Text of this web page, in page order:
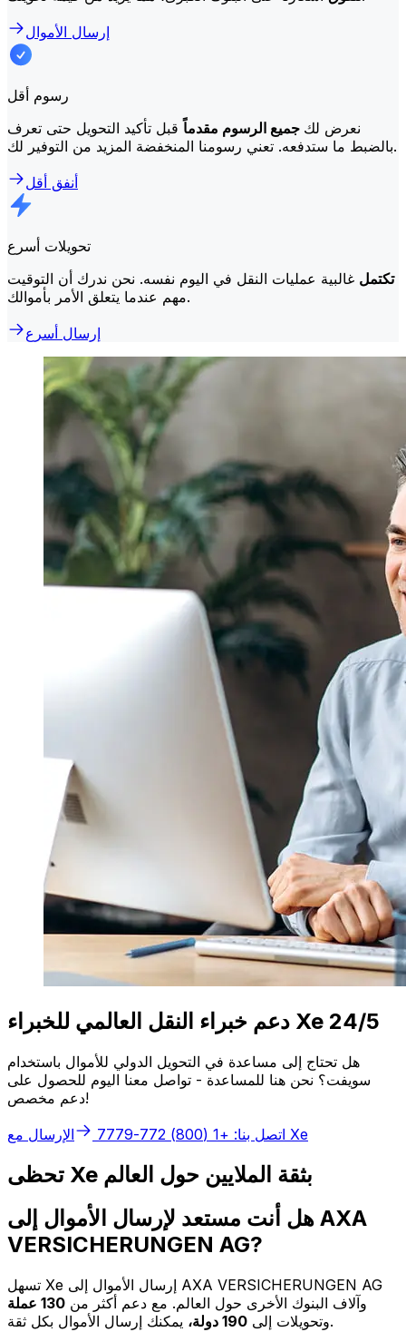
إرسال الأموال
رسوم أقل
نعرض لك جميع الرسوم مقدماًقبل تأكيد التحويل حتى تعرف
بالضبط ما ستدفعه. تعني رسومنا المنخفضة المزيد من التوفير لك.
أنفق أقل
تحويلات أسرع
تكتمل غالبية عمليات النقل في اليوم نفسه. نحن ندرك أن التوقيت
مهم عندما يتعلق الأمر بأموالك.
إرسال أسرع
دعم خبراء النقل العالمي للخبراء Xe 24/5
هل تحتاج إلى مساعدة في التحويل الدولي للأموال باستخدام
سويفت؟ نحن هنا للمساعدة - تواصل معنا اليوم للحصول على
دعم مخصص!
اتصل بنا: +1 (800) 772-7779 الإرسال مع Xe
تحظى Xe بثقة الملايين حول العالم
هل أنت مستعد لإرسال الأموال إلى AXA
VERSICHERUNGEN AG?
تسهل Xe إرسال الأموال إلى AXA VERSICHERUNGEN AG
وآلاف البنوك الأخرى حول العالم. مع دعم أكثر من 130 عملة
وتحويلات إلى 190 دولة،
يمكنك إرسال الأموال بكل ثقة.